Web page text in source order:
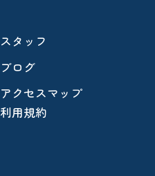
スタッフ
ブログ
アクセスマップ
利用規約